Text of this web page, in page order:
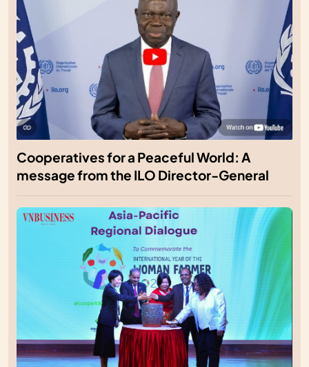
Cooperatives for a Peaceful World: A
message from the ILO Director-General